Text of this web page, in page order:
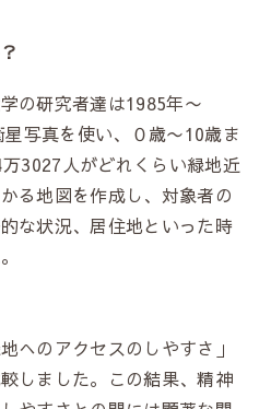
の研究者達は1985年〜
写真を使い、０歳〜10歳ま
3027人がどれくらい緑地近
る地図を作成し、対象者の
な状況、居住地といった時
へのアクセスのしやすさ」
しました。この結果、精神